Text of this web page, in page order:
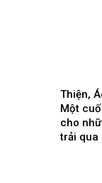
Thiện,
Một
cho
trải qua